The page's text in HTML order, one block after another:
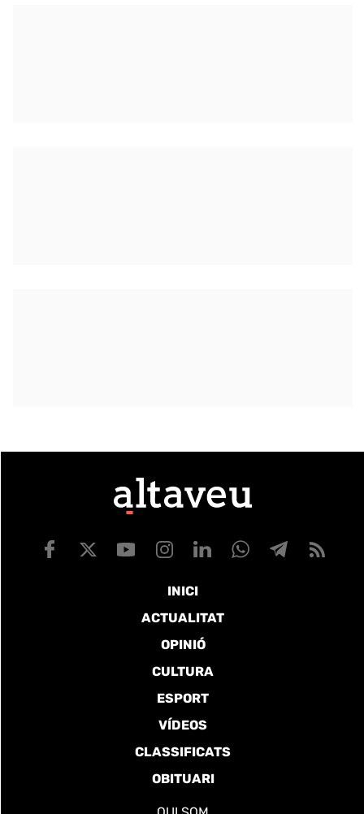
INICI
ACTUALITAT
OPINIÓ
CULTURA
ESPORT
VÍDEOS
CLASSIFICATS
OBITUARI